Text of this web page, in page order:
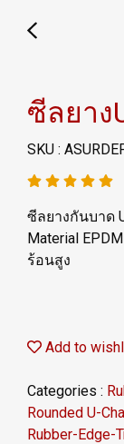
ซีลยาง
SKU :
ซีลยางกันบาด
Material
ร้อนสูง
Add to
Categories :
Rounded U-
Rubber-Edge-